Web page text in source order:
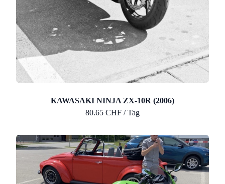
KAWASAKI NINJA ZX-10R (2006)
80.65 CHF / Tag